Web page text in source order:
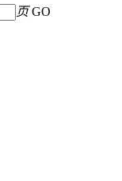
页 GO